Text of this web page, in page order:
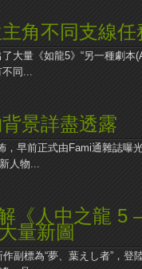
角不同支線任
大量《如龍5》“另一種劇本
不同...
景詳盡透露
，早前正式由Fami通雜誌曝
人物...
《人中之龍 5
量新圖
副標為“夢、葉えし者”，登